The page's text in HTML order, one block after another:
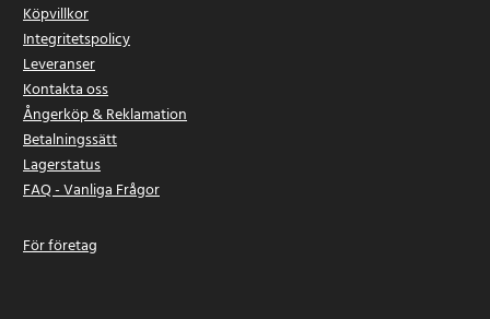
Köpvillkor
Integritetspolicy
Leveranser
Kontakta oss
Ångerköp & Reklamation
Betalningssätt
Lagerstatus
FAQ - Vanliga Frågor
För företag